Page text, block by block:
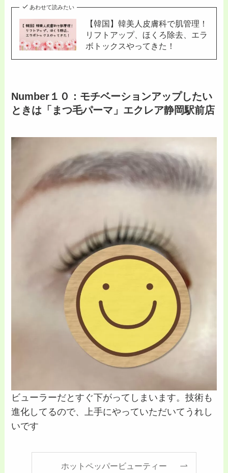
あわせて読みたい
【韓国】韓美人皮膚科で肌管理！
リフトアップ、ほくろ除去、エラ
ボトックスやってきた！
Number１０：モチベーションアップしたい
ときは「まつ毛パーマ」エクレア静岡駅前店
ビューラーだとすぐ下がってしまいます。技術も
進化してるので、上手にやっていただいてうれし
いです
ホットペッパービューティー